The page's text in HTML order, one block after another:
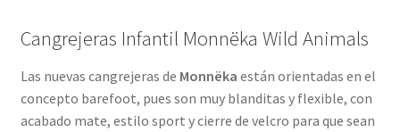
Cangrejeras Infantil Monnëka Wild Animals
Las nuevas cangrejeras de Monnëka están orientadas en el
concepto barefoot, pues son muy blanditas y flexible, con
acabado mate, estilo sport y cierre de velcro para que sean